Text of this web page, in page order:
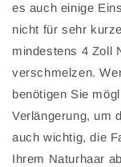
es auch einige
nicht für sehr
mindestens 4 Zoll
verschmelzen.
benötigen Sie
Verlängerung, um
auch wichtig, die
Ihrem Naturhaar